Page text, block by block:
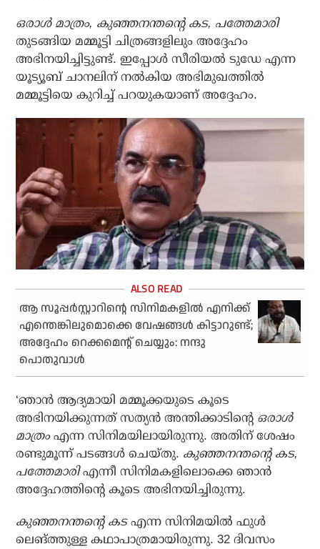
ഒരാള്‍ മാത്രം, കുഞ്ഞനന്തന്റെ കട, പത്തേമാരി
തുടങ്ങിയ മമ്മൂട്ടി ചിത്രങ്ങളിലും അദ്ദേഹം
അഭിനയിച്ചിട്ടുണ്ട്. ഇപ്പോള്‍ സീരിയല്‍ ടുഡേ എന്ന
യൂട്യൂബ് ചാനലിന് നല്‍കിയ അഭിമുഖത്തില്‍
മമ്മൂട്ടിയെ കുറിച്ച് പറയുകയാണ് അദ്ദേഹം.
ആ സൂപ്പര്‍സ്റ്റാറിന്റെ സിനിമകളില്‍ എനിക്ക്
എന്തെങ്കിലുമൊക്കെ വേഷങ്ങള്‍ കിട്ടാറുണ്ട്;
അദ്ദേഹം റെക്കമെന്റ് ചെയ്യും: നന്ദു
പൊതുവാള്‍
‘ഞാന്‍ ആദ്യമായി മമ്മൂക്കയുടെ കൂടെ
അഭിനയിക്കുന്നത് സത്യന്‍ അന്തിക്കാടിന്റെ ഒരാള്‍
മാത്രംഎന്ന സിനിമയിലായിരുന്നു. അതിന് ശേഷം
രണ്ടുമൂന്ന് പടങ്ങള്‍ ചെയ്തു. കുഞ്ഞനന്തന്റെ കട,
പത്തേമാരിഎന്നീ സിനിമകളിലൊക്കെ ഞാന്‍
അദ്ദേഹത്തിന്റെ കൂടെ അഭിനയിച്ചിരുന്നു.
കുഞ്ഞനന്തന്റെ കടഎന്ന സിനിമയില്‍ ഫുള്‍
ലെങ്ത്തുള്ള കഥാപാത്രമായിരുന്നു. 32 ദിവസം